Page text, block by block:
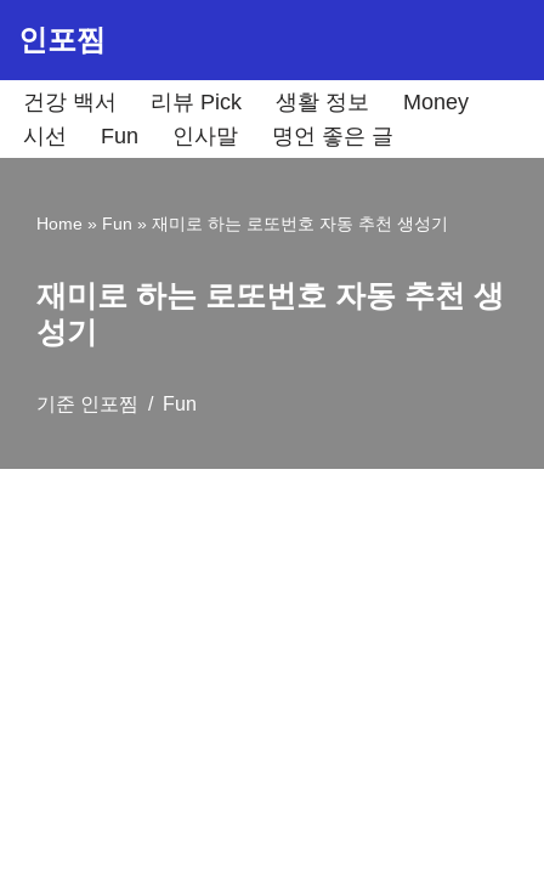
텐
츠
기
인포찜
건강 백서 리뷰 Pick 생활 정보
Money
시선
Fun 인사말 명언 좋은 글
Home » Fun » 재미로 하는 로또번호 자동 추천 생성기
재미로 하는 로또번호 자동 추천 생
성기
기준 인포찜 Fun